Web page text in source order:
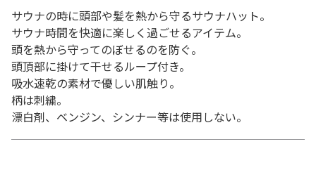
サウナの時に頭部や髪を熱から守るサウナハット。
サウナ時間を快適に楽しく過ごせるアイテム。
頭を熱から守ってのぼせるのを防ぐ。
頭頂部に掛けて干せるループ付き。
吸水速乾の素材で優しい肌触り。
柄は刺繍。
漂白剤、ベンジン、シンナー等は使用しない。